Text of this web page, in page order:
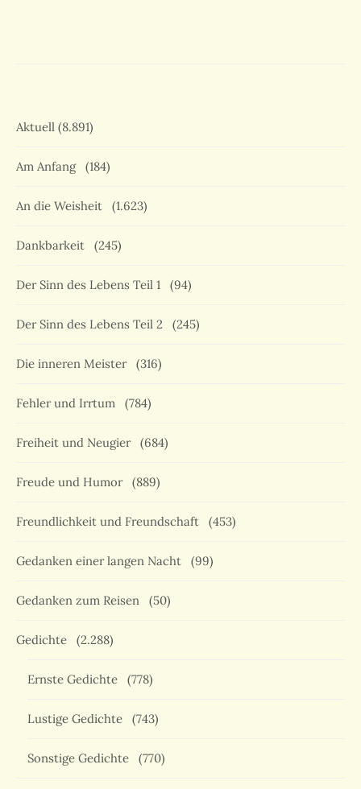
Aktuell (8.891)
Am Anfang (184)
An die Weisheit (1.623)
Dankbarkeit (245)
Der Sinn des Lebens Teil 1 (94)
Der Sinn des Lebens Teil 2 (245)
Die inneren Meister (316)
Fehler und Irrtum (784)
Freiheit und Neugier (684)
Freude und Humor (889)
Freundlichkeit und Freundschaft (453)
Gedanken einer langen Nacht (99)
Gedanken zum Reisen (50)
Gedichte (2.288)
Ernste Gedichte (778)
Lustige Gedichte (743)
Sonstige Gedichte (770)